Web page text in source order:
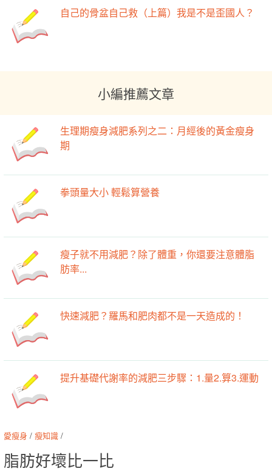
自己的骨盆自己救（上篇）我是不是歪國人？
小編推薦文章
生理期瘦身減肥系列之二：月經後的黃金瘦身
期
拳頭量大小 輕鬆算營養
瘦子就不用減肥？除了體重，你還要注意體脂
肪率...
快速減肥？羅馬和肥肉都不是一天造成的！
提升基礎代謝率的減肥三步驟：1.量2.算3.運動
愛瘦身 / 瘦知識 /
脂肪好壞比一比